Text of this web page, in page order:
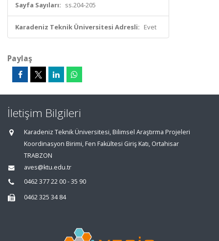
Sayfa Sayıları: ss.204-205
Karadeniz Teknik Üniversitesi Adresli: Evet
Paylaş
İletişim Bilgileri
Karadeniz Teknik Üniversitesi, Bilimsel Araştırma Projeleri
Koordinasyon Birimi, Fen Fakültesi Giriş Katı, Ortahisar
TRABZON
aves@ktu.edu.tr
0462 377 22 00 - 35 90
0462 325 34 84